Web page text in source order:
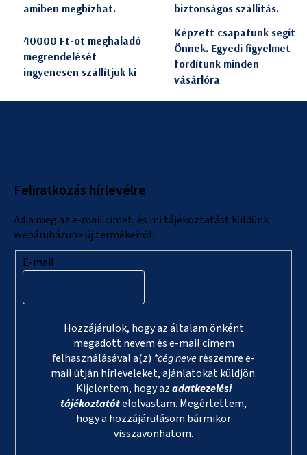
amiben megbízhat.
biztonságos szállitás.
40000 Ft-ot meghaladó
megrendelését
ingyenesen szállítjuk ki
Képzett csapatunk segít
Önnek. Egyedi figyelmet
fordítunk minden
vásárlóra
Feliratkozás hírlevélre
Adja meg az e-mail címét, és mi tájékoztatást küldünk
webáruházunk új termékeiről.
E-mail
Hozzájárulok, hogy az általam önként
megadott nevem és e-mail címem
felhasználásával a(z) *cég neverészemre e-
mail útján hírleveleket, ajánlatokat küldjön.
Kijelentem, hogy azadatkezelési
tájékoztatótelolvastam. Megértettem,
hogy a hozzájárulásom bármikor
visszavonhatom.